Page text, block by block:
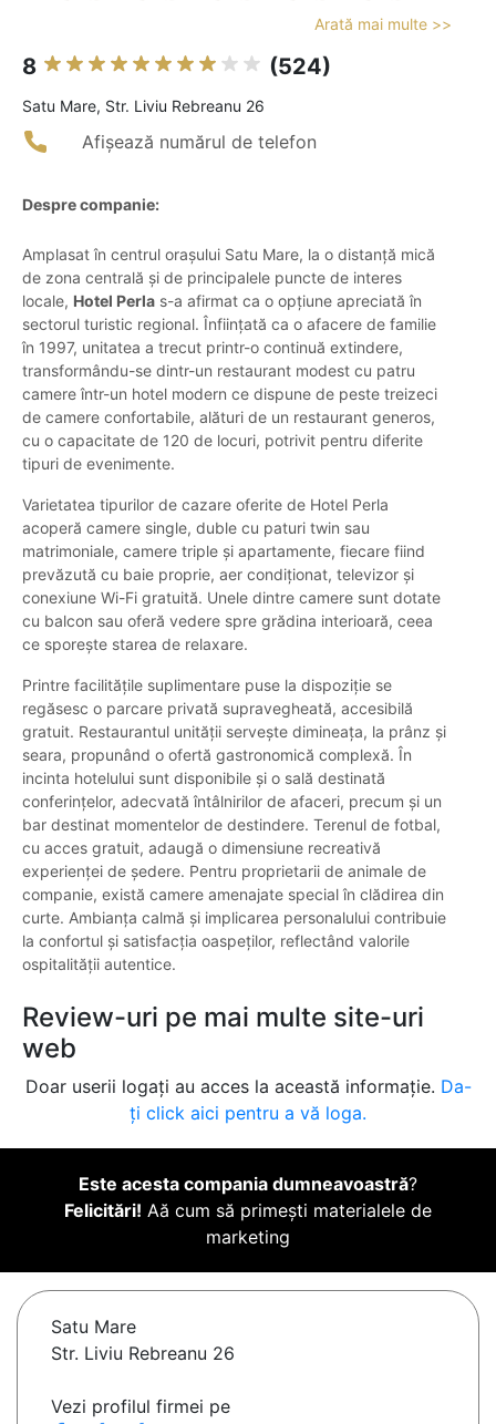
Arată mai multe >>
8 (524)
Satu Mare, Str. Liviu Rebreanu 26
Afișează numărul de telefon
Despre companie:
Amplasat în centrul orașului Satu Mare, la o distanță mică
de zona centrală și de principalele puncte de interes
locale, Hotel Perla s-a afirmat ca o opțiune apreciată în
sectorul turistic regional. Înființată ca o afacere de familie
în 1997, unitatea a trecut printr-o continuă extindere,
transformându-se dintr-un restaurant modest cu patru
camere într-un hotel modern ce dispune de peste treizeci
de camere confortabile, alături de un restaurant generos,
cu o capacitate de 120 de locuri, potrivit pentru diferite
tipuri de evenimente.
Varietatea tipurilor de cazare oferite de Hotel Perla
acoperă camere single, duble cu paturi twin sau
matrimoniale, camere triple și apartamente, fiecare fiind
prevăzută cu baie proprie, aer condiționat, televizor și
conexiune Wi-Fi gratuită. Unele dintre camere sunt dotate
cu balcon sau oferă vedere spre grădina interioară, ceea
ce sporește starea de relaxare.
Printre facilitățile suplimentare puse la dispoziție se
regăsesc o parcare privată supravegheată, accesibilă
gratuit. Restaurantul unității servește dimineața, la prânz și
seara, propunând o ofertă gastronomică complexă. În
incinta hotelului sunt disponibile și o sală destinată
conferințelor, adecvată întâlnirilor de afaceri, precum și un
bar destinat momentelor de destindere. Terenul de fotbal,
cu acces gratuit, adaugă o dimensiune recreativă
experienței de ședere. Pentru proprietarii de animale de
companie, există camere amenajate special în clădirea din
curte. Ambianța calmă și implicarea personalului contribuie
la confortul și satisfacția oaspeților, reflectând valorile
ospitalității autentice.
Review-uri pe mai multe site-uri
web
Doar userii logați au acces la această informație. Da-
ți click aici pentru a vă loga.
Este acesta compania dumneavoastră?
Felicitări! Aă cum să primești materialele de
marketing
Satu Mare
Str. Liviu Rebreanu 26
Vezi profilul firmei pe